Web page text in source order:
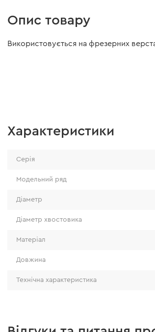
Опис товару
Використовується на фрезерних
Характеристики
Серія
Модельний ряд
Діаметр
Діаметр хвостовика
Матеріал
Довжина
Технічна характеристика